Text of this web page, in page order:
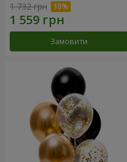
1 732 грн
Замовити